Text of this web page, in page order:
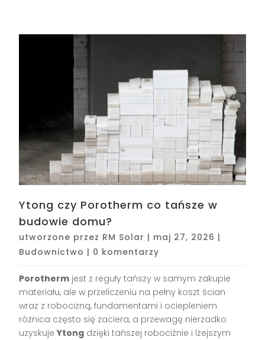
Ytong czy Porotherm co tańsze w
budowie domu?
utworzone przez RM Solar | maj 27, 2026 |
Budownictwo | 0 komentarzy
Porotherm jest z reguły tańszy w samym zakupie
materiału, ale w przeliczeniu na pełny koszt ścian
wraz z robocizną, fundamentami i ociepleniem
różnica często się zaciera, a przewagę nierzadko
uzyskujeYtong dzięki tańszej robociźnie i lżejszym